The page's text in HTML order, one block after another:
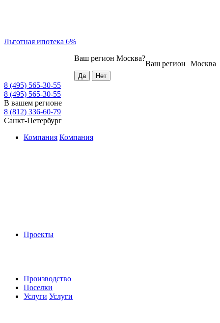
Льготная ипотека 6%
Москва
Ваш регион
Ваш регион Москва?
8 (495) 565-30-55
8 (495) 565-30-55
В вашем регионе
8 (812) 336-60-79
Санкт-Петербург
Компания Компания
Проекты
Производство
Поселки
Услуги Услуги